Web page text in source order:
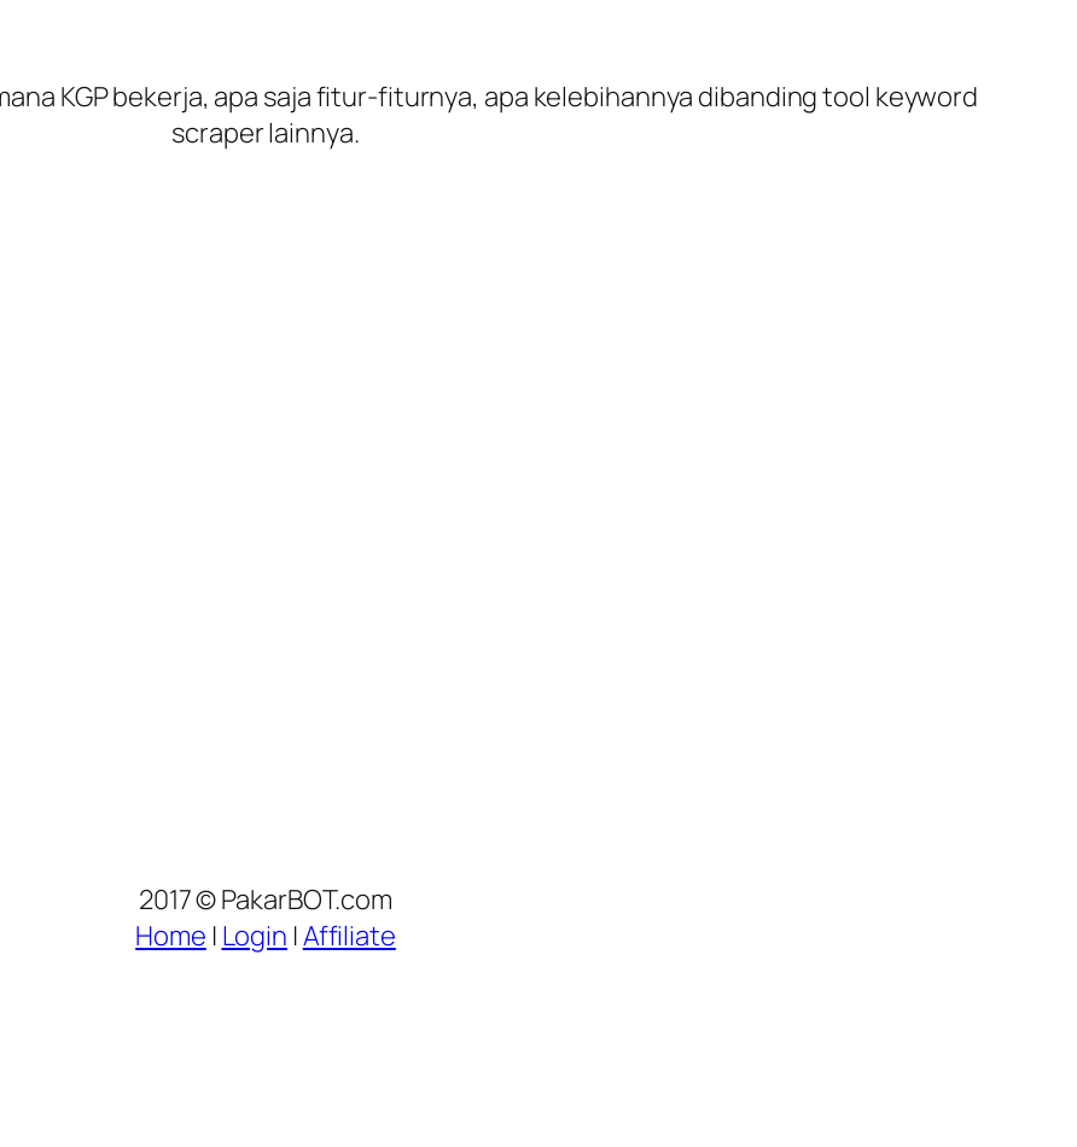
KGP bekerja, apa saja fitur-fiturnya, apa kelebihannya dibanding tool keyword
scraper lainnya.
2017 © PakarBOT.com
Home | Login |Affiliate